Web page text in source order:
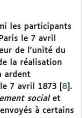
les participants
le 7 avril
de l’unité du
la réalisation
ardent
7 avril 1873 8 .
socialet
à certains